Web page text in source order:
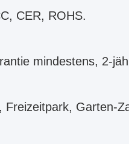
CER, ROHS.
mindestens, 2-
Garten-